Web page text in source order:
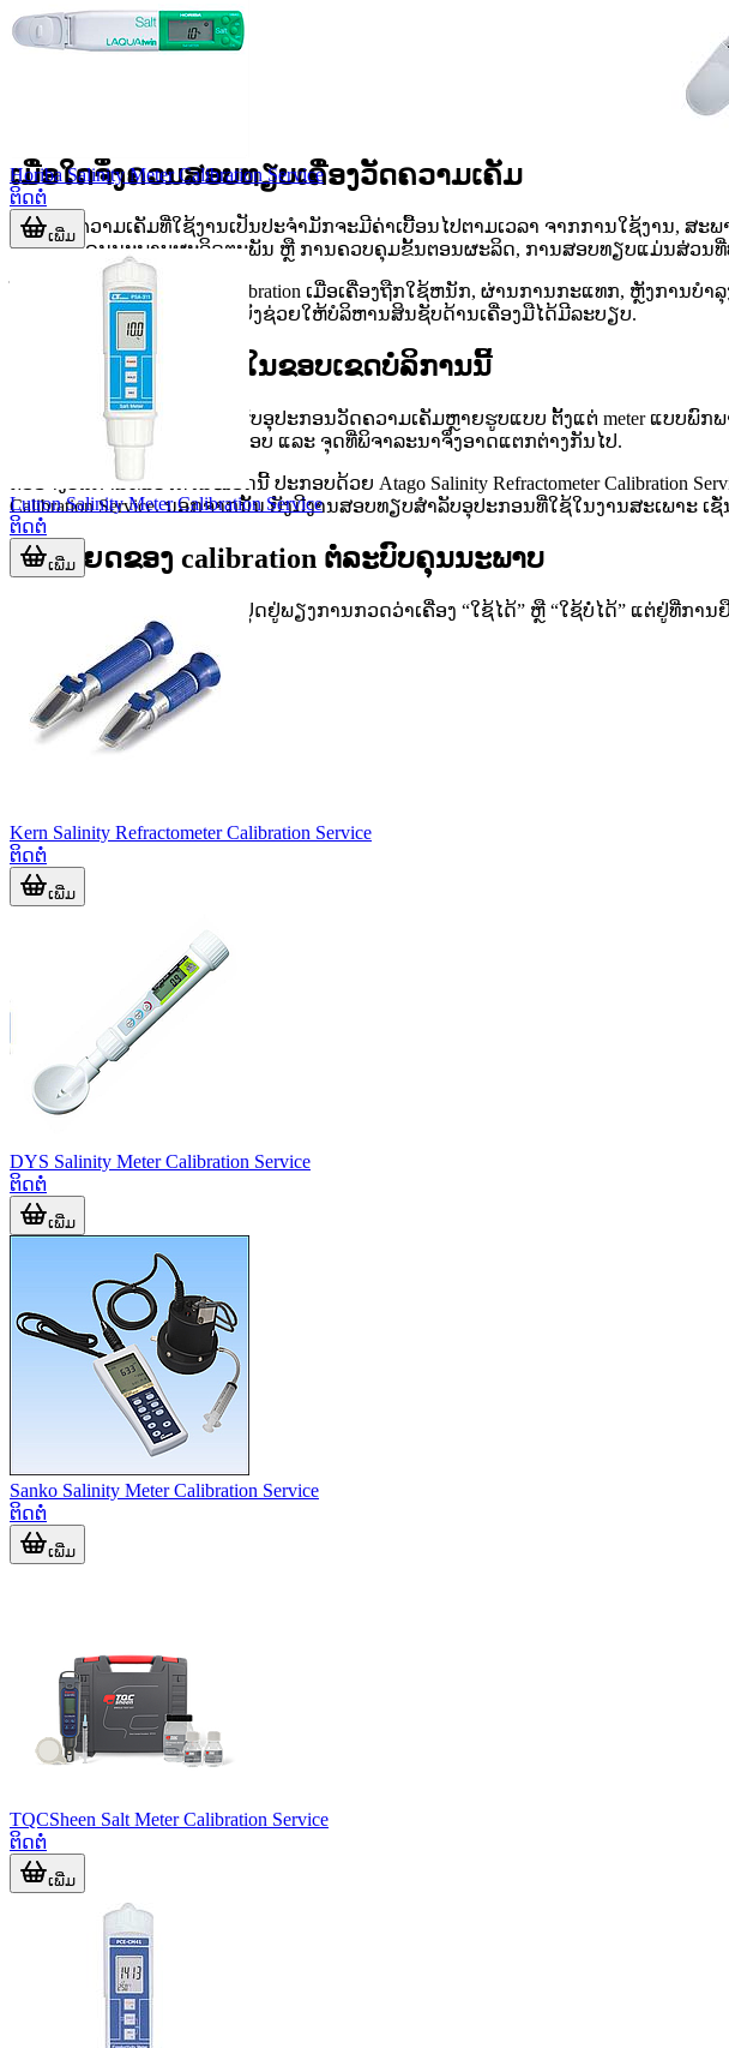
ເມື່ອໃດຈຶ່ງຄວນສອບທຽບເຄື່ອງວັດຄວາມເຄັມ
ເຄື່ອງວັດຄວາມເຄັມທີ່ໃຊ້ງານເປັນປະຈໍາມັກຈະມີຄ່າເບື້ອນໄປຕາມເວລາ ຈາກການໃຊ້ງານ,
ການກວດຄຸນນະພາບຜະລິດຕະພັນ ຫຼື ການຄວບຄຸມຂັ້ນຕອນຜະລິດ, ການສອບທຽບແມ່ນສ່ວນທີ່
ໂດຍທົ່ວໄປ ຄວນພິຈາລະນາ calibration ເມື່ອເຄື່ອງຖືກໃຊ້ຫນັກ, ຜ່ານການກະແທກ, ຫຼັງການ
ນົດຮອບສອບທຽບຢ່າງຊັດເຈນຍັງຊ່ວຍໃຫ້ບໍລິຫານສິນຊັບດ້ານເຄື່ອງມືໄດ້ມີລະບຽບ.
ອຸປະກອນໃດບ້າງທີ່ຢູ່ໃນຂອບເຂດບໍລິການນີ້
ການສອບທຽບໃນໝວດນີ້ຮອງຮັບອຸປະກອນວັດຄວາມເຄັມຫຼາຍຮູບແບບ ຕັ້ງແຕ່ meter ແບບພົກພ
ກັນ ດັ່ງນັ້ນແນວທາງການກວດສອບ ແລະ ຈຸດທີ່ພິຈາລະນາຈຶ່ງອາດແຕກຕ່າງກັນໄປ.
ຕົວຢ່າງບໍລິການທີ່ພົບໄດ້ໃນໝວດນີ້ ປະກອບດ້ວຍ Atago Salinity Refractometer Calibration
Calibration Service. ນອກຈາກນັ້ນ ຍັງມີງານສອບທຽບສໍາລັບອຸປະກອນທີ່ໃຊ້ໃນງານສະເພາະ ເຊັ່ນ
ປະໂຫຍດຂອງ calibration ຕໍ່ລະບົບຄຸນນະພາບ
ຫົວໃຈຂອງການສອບທຽບບໍ່ໄດ້ຢຸດຢູ່ພຽງການກວດວ່າເຄື່ອງ “ໃຊ້ໄດ້” ຫຼື “ໃຊ້ບໍ່ໄດ້” ແຕ່ຢູ່ທີ່ກາ
Horiba Salinity Meter Calibration Service
ຕິດຕໍ່
ເພີ່ມ
Lutron Salinity Meter Calibration Service
ຕິດຕໍ່
ເພີ່ມ
Kern Salinity Refractometer Calibration Service
ຕິດຕໍ່
ເພີ່ມ
DYS Salinity Meter Calibration Service
ຕິດຕໍ່
ເພີ່ມ
Sanko Salinity Meter Calibration Service
ຕິດຕໍ່
ເພີ່ມ
TQCSheen Salt Meter Calibration Service
ຕິດຕໍ່
ເພີ່ມ